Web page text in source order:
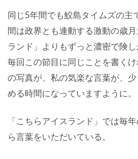
同じ5年間でも鮫島タイムズの主
間は政界とも連動する激動の歳
ランド」よりもずっと濃密で険し
毎回この節目に同じことを書く
の写真が、私の気楽な言葉が、
める時間になっていますように。
「こちらアイスランド」では毎
ら言葉をいただいている。